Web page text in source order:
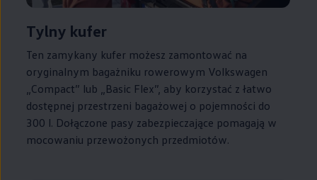
Tylny kufer
Ten zamykany kufer możesz zamontować na
oryginalnym bagażniku rowerowym Volkswagen
„Compact” lub „Basic Flex”, aby korzystać z łatwo
dostępnej przestrzeni bagażowej o pojemności do
300 l. Dołączone pasy zabezpieczające pomagają w
mocowaniu przewożonych przedmiotów.